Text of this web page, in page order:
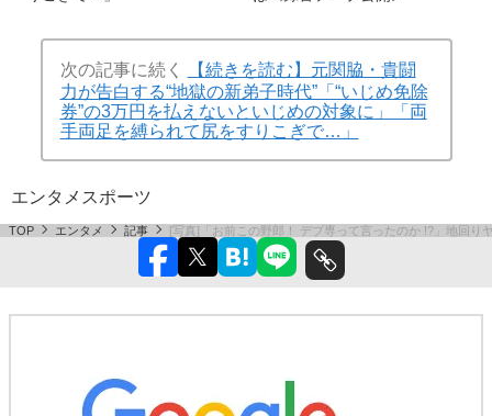
次の記事に続く
【続きを読む】元関脇・貴闘
力が告白する“地獄の新弟子時代”「“いじめ免除
券”の3万円を払えないといじめの対象に」「両
手両足を縛られて尻をすりこぎで…」
エンタメ スポーツ
TOP エンタメ 記事 [写真]「お前この野郎！ デブ専って言ったのか !?」地回り